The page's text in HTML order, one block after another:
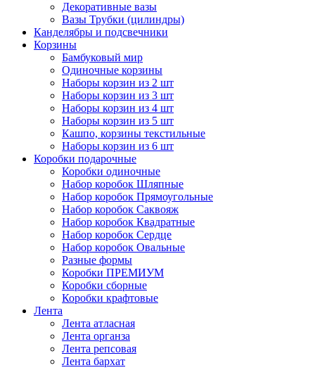
Декоративные вазы
Вазы Трубки (цилиндры)
Канделябры и подсвечники
Корзины
Бамбуковый мир
Одиночные корзины
Наборы корзин из 2 шт
Наборы корзин из 3 шт
Наборы корзин из 4 шт
Наборы корзин из 5 шт
Кашпо, корзины текстильные
Наборы корзин из 6 шт
Коробки подарочные
Коробки одиночные
Набор коробок Шляпные
Набор коробок Прямоугольные
Набор коробок Саквояж
Набор коробок Квадратные
Набор коробок Сердце
Набор коробок Овальные
Разные формы
Коробки ПРЕМИУМ
Коробки сборные
Коробки крафтовые
Лента
Лента атласная
Лента органза
Лента репсовая
Лента бархат